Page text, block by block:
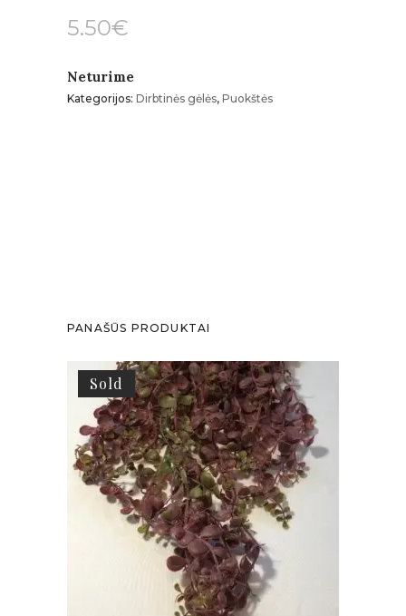
5.50€
Neturime
Kategorijos: Dirbtinės gėlės, Puokštės
PANAŠŪS PRODUKTAI
Sold